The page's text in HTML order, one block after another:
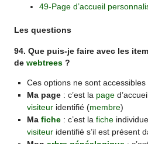
49-Page d’accueil
Les questions
94. Que puis-je faire avec les
dewebtrees ?
Ces options ne sont accessibles
Ma page: c’est la page
visiteuridentifié (membre)
Ma fiche: c’est la fiche
visiteuridentifié s’il est présent